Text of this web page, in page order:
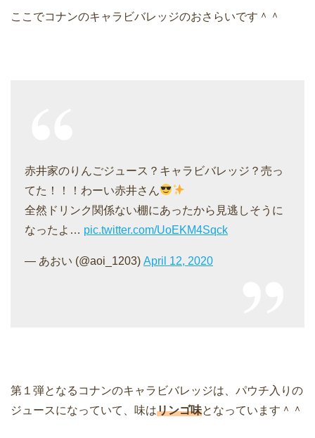
ここでコナンのキャラビバレッジのおさらいです＾＾
赤井家のりんごジュース？キャラビバレッジ？売っ
てた！！！わーい赤井さん
全然ドリンク関係ない棚にあったから見逃しそうに
なったよ… pic.twitter.com/UoEKM4Sqck
— あおい (@aoi_1203) April 12, 2020
第１弾となるコナンのキャラビバレッジは、パウチ入りの
ジュースになっていて、味はリンゴ味となっています＾＾